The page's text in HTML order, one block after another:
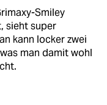
Smiley
sieht super
kann locker zwei
man damit wohl